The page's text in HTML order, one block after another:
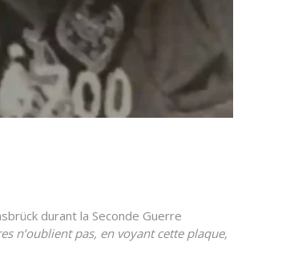
durant la Seconde Guerre
n’oublient pas, en voyant cette plaque,